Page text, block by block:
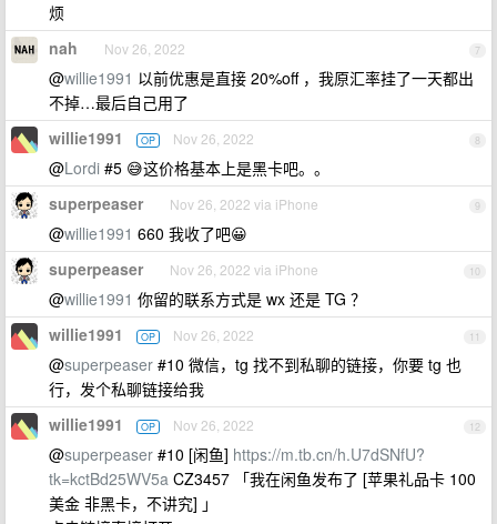
烦
7
nah Nov 26, 2022
@willie1991 以前优惠是直接 20%off ，我原汇率挂了一天都出
不掉…最后自己用了
8
willie1991 OP Nov 26, 2022
@Lordi #5 😅这价格基本上是黑卡吧。。
9
superpeaser Nov 26, 2022 via iPhone
@willie1991 660 我收了吧😀
10
superpeaser Nov 26, 2022 via iPhone
@willie1991 你留的联系方式是 wx 还是 TG ？
11
willie1991 OP Nov 26, 2022
@superpeaser #10 微信，tg 找不到私聊的链接，你要 tg 也
行，发个私聊链接给我
12
willie1991 OP Nov 26, 2022
@superpeaser #10 [闲鱼] https://m.tb.cn/h.U7dSNfU?
tk=kctBd25WV5a CZ3457 「我在闲鱼发布了 [苹果礼品卡 100
美金 非黑卡，不讲究] 」